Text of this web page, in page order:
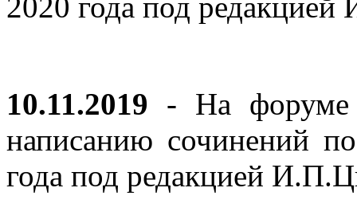
10.11.2019 - На форуме
написанию сочинений
года под редакцией